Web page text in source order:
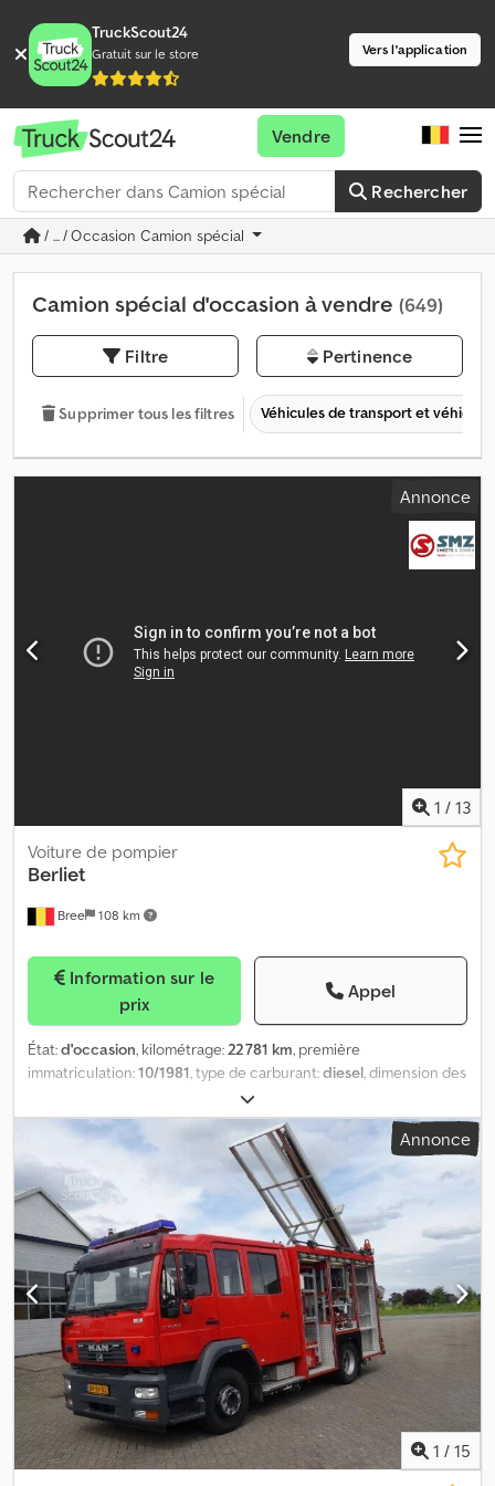
TruckScout24
Gratuit sur le store Vers l'application
Rechercher
Vendre
/ ... / Occasion Camion spécial
Camion spécial d'occasion à vendre (649)
Filtre Pertinence
Supprimer tous les filtres Véhicules de transport et
Annonce
1 / 13
Bree 108 km
Voiture de pompier
Berliet
prix
Appel
État:d'occasion, kilométrage:22 781 km, première
immatriculation:10/1981, type de carburant:diesel, dimension des
25 pourcentage
d'essieux:4x2, empattement:3 200 mm, carburant:diesel, type
d'engrenage:mécanique , nombre de vitesses:
, suspension:
acier, longueur totale: 7 100 mm, hauteur totale:2 530 mm
, Année
de construction:
, = Plus d'options et d'accessoires = -
Tachygraphe analogique Dsdpfx Adezr S H Depeck = Remarques
= complet avec les pompes = Plus d'informations = Dimension des
pneus: 9R22.5 Sculptures des pneus: 25% Suspension: suspension
à lames Essieu avant: Direction Poids à vide: 6.340 kg Capacité de
charge: 5.660 kg PBV: 12.000 kg = Information sur la société = Svp
chez vos demandes pas oublier le no de stock (8 chiffres)
Acheter chez Smz-Smeets & fils : - depuis 1976, plus que 65.000
vendu/1700 par an/grand stock de 1000 véhicules sur place pere
au fils - service A-Z complet, nous réglons vos transports le plus
efficace et chargements optimales (pas compris) - Nous
fournissons toutes les pieces de rechange /huiles,pneus
(neuf+occ): Nos annonces sont les dernier prix, directement des
Annonce
1 / 15